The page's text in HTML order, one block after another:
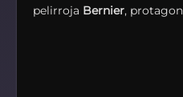
pelirroja Bernier,